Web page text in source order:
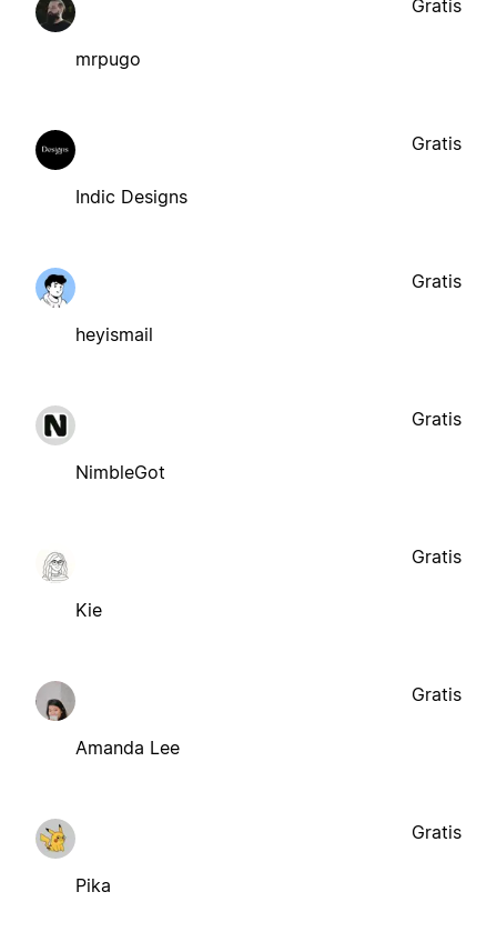
mrpugo
Gratis
Indic Designs
Gratis
heyismail
Gratis
NimbleGot
Gratis
Kie
Gratis
Amanda Lee
Gratis
Pika
Gratis